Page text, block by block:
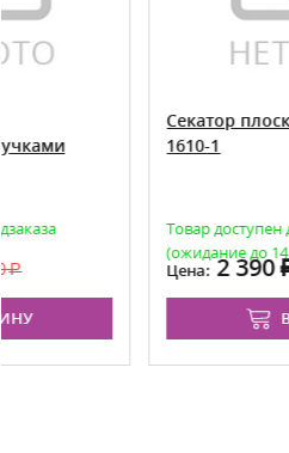
Секатор плоскостной MrLogo
1610-1
Товар доступен для предзаказа
(ожидание до 14 дней)
3 490